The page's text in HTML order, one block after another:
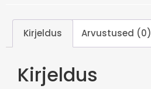
Kirjeldus Arvustused (0)
Kirjeldus